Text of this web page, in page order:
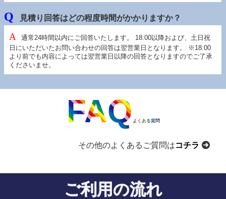
見積り回答はどの程度時間がかかりますか？
通常24時間以内にご回答いたします。 18:00以降および、土日祝
日にいただいたお問い合わせの回答は翌営業日となります。 ※18:00
より前でも内容によっては翌営業日以降の回答となりますのでご了承
くださいませ。
FAQ よくある質問
その他のよくあるご質問はコチラ
ご利用の流れ